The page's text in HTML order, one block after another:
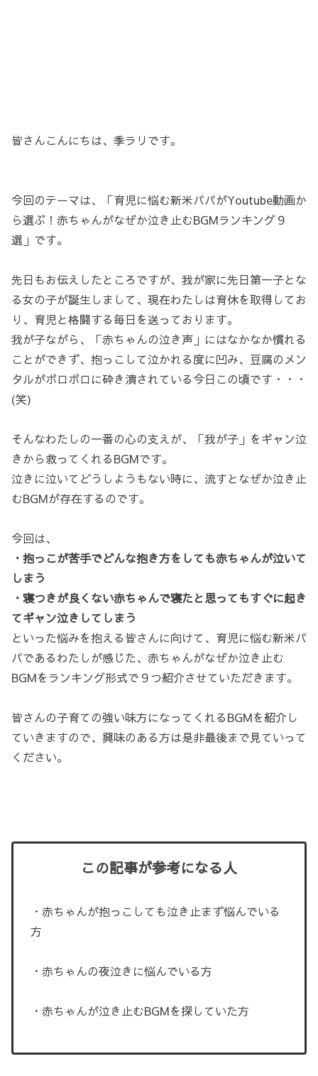
皆さんこんにちは、季ラリです。
今回のテーマは、「育児に悩む新米パパがYoutube動画か
ら選ぶ！赤ちゃんがなぜか泣き止むBGMランキング９
選」です。
先日もお伝えしたところですが、我が家に先日第一子とな
る女の子が誕生しまして、現在わたしは育休を取得してお
り、育児と格闘する毎日を送っております。
我が子ながら、「赤ちゃんの泣き声」にはなかなか慣れる
ことができず、抱っこして泣かれる度に凹み、豆腐のメン
タルがボロボロに砕き潰されている今日この頃です・・・
(笑)
そんなわたしの一番の心の支えが、「我が子」をギャン泣
きから救ってくれるBGMです。
泣きに泣いてどうしようもない時に、流すとなぜか泣き止
むBGMが存在するのです。
今回は、
・抱っこが苦手でどんな抱き方をしても赤ちゃんが泣いて
しまう
・寝つきが良くない赤ちゃんで寝たと思ってもすぐに起き
てギャン泣きしてしまう
といった悩みを抱える皆さんに向けて、育児に悩む新米パ
パであるわたしが感じた、赤ちゃんがなぜか泣き止む
BGMをランキング形式で９つ紹介させていただきます。
皆さんの子育ての強い味方になってくれるBGMを紹介し
ていきますので、興味のある方は是非最後まで見ていって
ください。
この記事が参考になる人
・赤ちゃんが抱っこしても泣き止まず悩んでいる
方
・赤ちゃんの夜泣きに悩んでいる方
・赤ちゃんが泣き止むBGMを探していた方